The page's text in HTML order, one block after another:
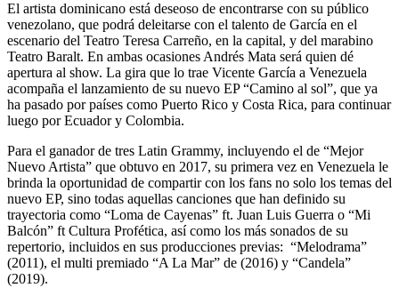
El artista dominicano está deseoso de encontrarse con su público
venezolano, que podrá deleitarse con el talento de García en el
escenario del Teatro Teresa Carreño, en la capital, y del marabino
Teatro Baralt. En ambas ocasiones Andrés Mata será quien dé
apertura al show. La gira que lo trae Vicente García a Venezuela
acompaña el lanzamiento de su nuevo EP “Camino al sol”, que ya
ha pasado por países como Puerto Rico y Costa Rica, para continuar
luego por Ecuador y Colombia.
Para el ganador de tres Latin Grammy, incluyendo el de “Mejor
Nuevo Artista” que obtuvo en 2017, su primera vez en Venezuela le
brinda la oportunidad de compartir con los fans no solo los temas del
nuevo EP, sino todas aquellas canciones que han definido su
trayectoria como “Loma de Cayenas” ft. Juan Luis Guerra o “Mi
Balcón” ft Cultura Profética, así como los más sonados de su
repertorio, incluidos en sus producciones previas: “Melodrama”
(2011), el multi premiado “A La Mar” de (2016) y “Candela”
(2019).